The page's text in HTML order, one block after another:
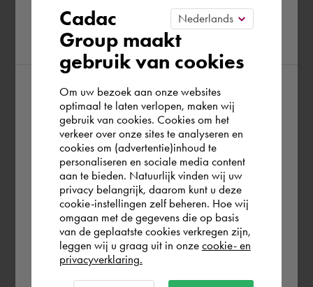
Please confirm your current
region
According to us you are situated in Rest of
the world. Please confirm in which country
you wish to shop.
Deutschland
Rest of the world
Cadac
Group maakt
gebruik van cookies
Om uw bezoek aan onze websites
optimaal te laten verlopen, maken wij
gebruik van cookies. Cookies om het
verkeer over onze sites te analyseren en
cookies om (advertentie)inhoud te
personaliseren en sociale media content
aan te bieden. Natuurlijk vinden wij uw
privacy belangrijk, daarom kunt u deze
cookie-instellingen zelf beheren. Hoe wij
omgaan met de gegevens die op basis
van de geplaatste cookies verkregen zijn,
leggen wij u graag uit in onze cookie- en
privacyverklaring.